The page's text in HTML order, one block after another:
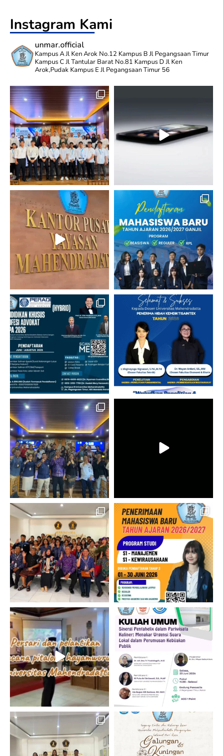
Instagram Kami
unmar.official
Kampus A Jl Ken Arok No.12 Kampus B Jl Pegangsaan Timur
Kampus C Jl Tantular Barat No.81 Kampus D Jl Ken
Arok,Pudak Kampus E Jl Pegangsaan Timur 56